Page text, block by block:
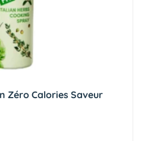
Zéro Calories Saveur